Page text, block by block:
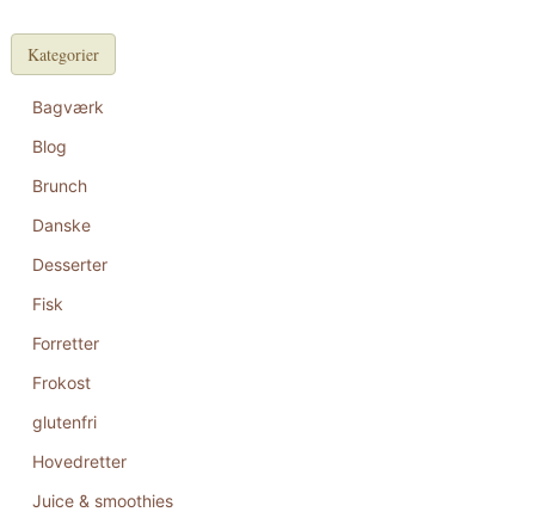
Kategorier
Bagværk
Blog
Brunch
Danske
Desserter
Fisk
Forretter
Frokost
glutenfri
Hovedretter
Juice & smoothies